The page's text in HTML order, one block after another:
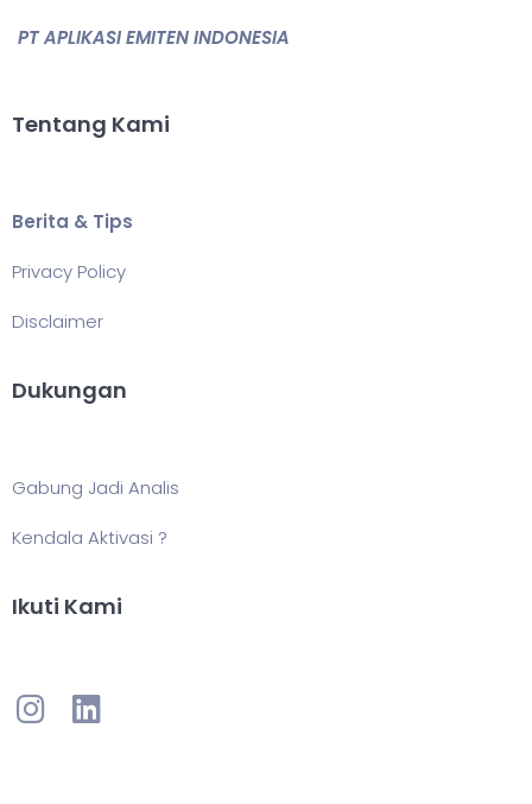
PT APLIKASI EMITEN INDONESIA
Tentang Kami
Berita & Tips
Privacy Policy
Disclaimer
Dukungan
Gabung Jadi Analis
Kendala Aktivasi ?
Ikuti Kami